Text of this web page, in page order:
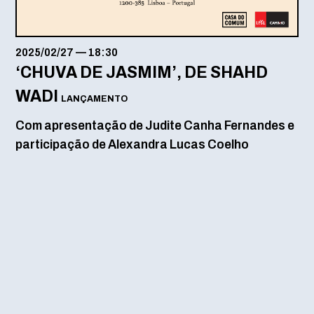
2025/02/27 — 18:30
‘CHUVA DE JASMIM’, DE SHAHD
WADI LANÇAMENTO
Com apresentação de Judite Canha Fernandes e
participação de Alexandra Lucas Coelho